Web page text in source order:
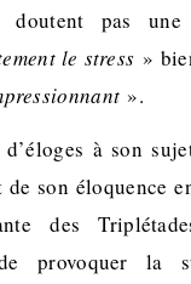
doutent pas une
le stress »
».
à son
de son éloquence
des
provoquer la